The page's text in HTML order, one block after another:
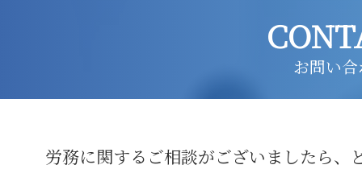
お問い
労務に関するご相談がございましたら、